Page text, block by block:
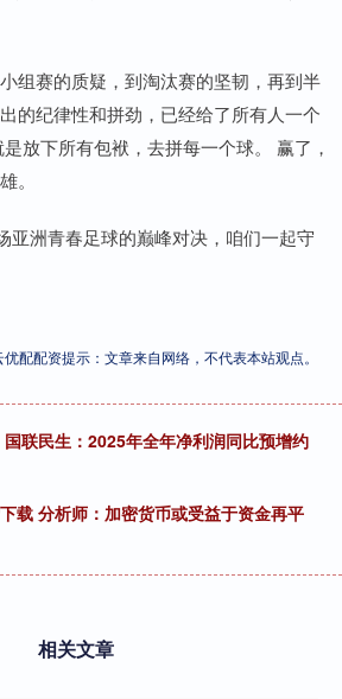
组赛的质疑，到淘汰赛的坚韧，再到半
的纪律性和拼劲，已经给了所有人一个
放下所有包袱，去拼每一个球。 赢了，
。
亚洲青春足球的巅峰对决，咱们一起守
优配配资提示：文章来自网络，不代表本站观点。
联民生：2025年全年净利润同比预增约
载 分析师：加密货币或受益于资金再平
相关文章